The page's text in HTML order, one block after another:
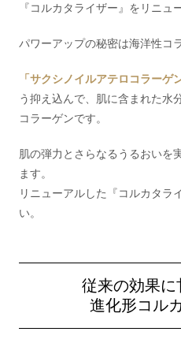
『コルカタライザー』をリニュ
パワーアップの秘密は海洋性コ
「サクシノイルアテロコラーゲ
う抑え込んで、肌に含まれた水
コラーゲンです。
肌の弾力とさらなるうるおいを
ます。
リニューアルした『コルカタラ
い。
従来の効果に
進化形コル